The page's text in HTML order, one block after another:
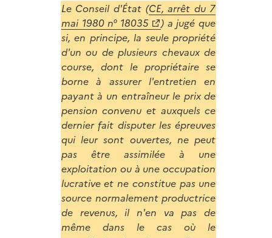
Le Conseil d'État (CE, arrêt du 7
mai 1980 n° 18035
) a jugé que
si, en principe, la seule propriété
d'un ou de plusieurs chevaux de
course, dont le propriétaire se
borne à assurer l'entretien en
payant à un entraîneur le prix de
pension convenu et auxquels ce
dernier fait disputer les épreuves
qui leur sont ouvertes, ne peut
pas être assimilée à une
exploitation ou à une occupation
lucrative et ne constitue pas une
source normalement productrice
de revenus, il n'en va pas de
même dans le cas où le